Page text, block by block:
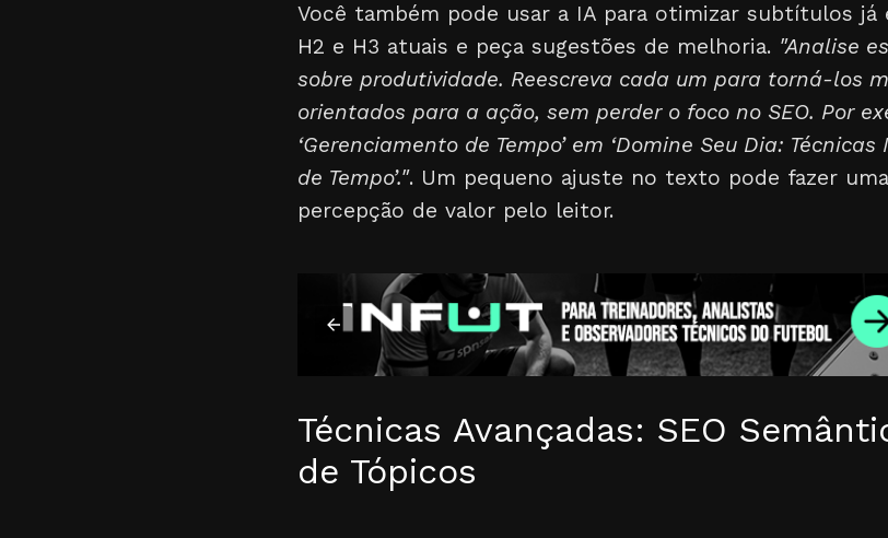
Você também pode usar a IA para otimizar subtítulos já
H2 e H3 atuais e peça sugestões de melhoria. "Analise
sobre produtividade. Reescreva cada um para torná-los
orientados para a ação, sem perder o foco no SEO. Por
‘Gerenciamento de Tempo’ em ‘Domine Seu Dia:
de Tempo’.". Um pequeno ajuste no texto pode fazer
percepção de valor pelo leitor.
Técnicas Avançadas: SEO
de Tópicos